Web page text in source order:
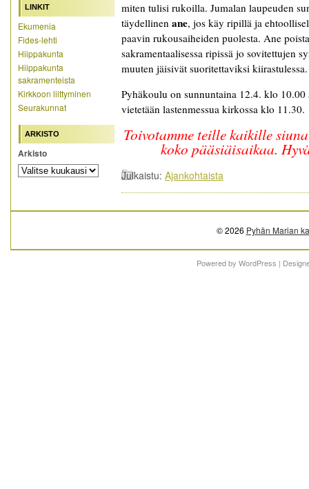
LINKIT
Ekumenia
Fides-lehti
Hiippakunta
Hiippakunta
sakramenteista
Kirkkoon liittyminen
Seurakunnat
ARKISTO
Arkisto
miten tulisi rukoilla. Jumalan laupeuden
täydellinen ane, jos käy ripillä ja
paavin rukousaiheiden puolesta. Ane
sakramentaalisessa ripissä jo sovitettujen
muuten jäisivät suoritettaviksi kiirastulessa.
Pyhäkoulu on sunnuntaina 12.4. klo 10.00
vietetään lastenmessua kirkossa klo 11.30.
Toivotamme teille kaikille
koko pääsiäisaikaa.
Julkaistu: Ajankohtaista
© 2026 Pyhän Marian
Powered by WordPress |